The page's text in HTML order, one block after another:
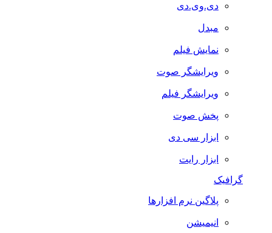
دی.وی.دی
مبدل
نمایش فیلم
ویرایشگر صوت
ویرایشگر فیلم
پخش صوت
ابزار سی دی
ابزار رایت
گرافیک
پلاگین نرم افزارها
انیمیشن